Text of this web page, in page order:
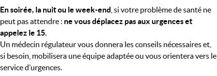
En soirée, la nuit ou le week-end , si votre problème de santé ne
peut pas attendre : ne vous déplacez pas aux urgences et
appelez le 15.
Un médecin régulateur vous donnera les conseils nécessaires et,
si besoin, mobilisera une équipe adaptée ou vous orientera vers le
service d’urgences.